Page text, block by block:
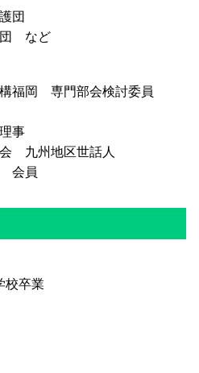
団
団 など
福岡 専門部会検討委員
事
九州地区世話人
会員
校卒業